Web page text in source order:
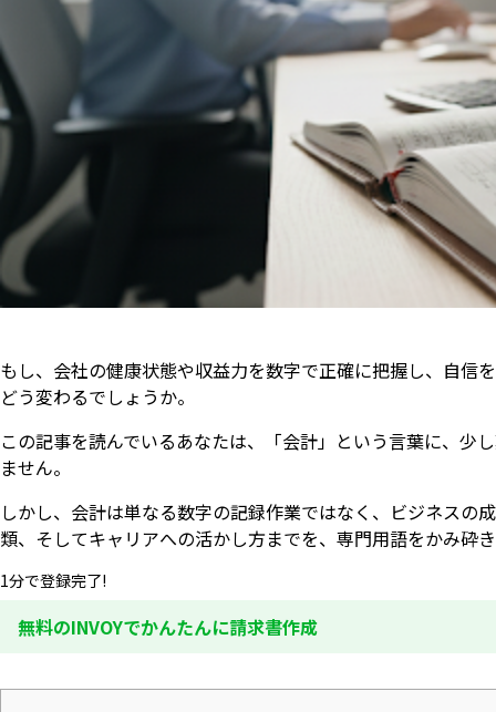
もし、会社の健康状態や収益力を数字で正確に把握し、自信
どう変わるでしょうか。
この記事を読んでいるあなたは、「会計」という言葉に、少
ません。
しかし、会計は単なる数字の記録作業ではなく、ビジネスの
類、そしてキャリアへの活かし方までを、専門用語をかみ砕
1分で登録完了!
無料のINVOYでかんたんに請求書作成